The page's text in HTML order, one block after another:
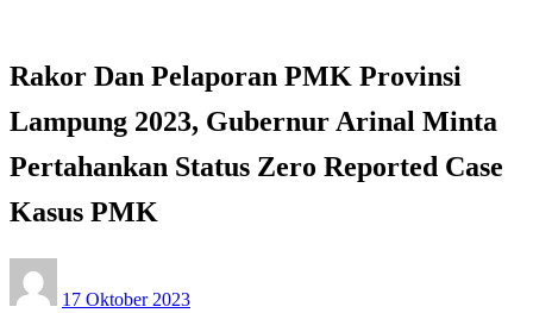
Rakor Dan Pelaporan PMK Provinsi
Lampung 2023, Gubernur Arinal Minta
Pertahankan Status Zero Reported Case
Kasus PMK
on
17 Oktober 2023